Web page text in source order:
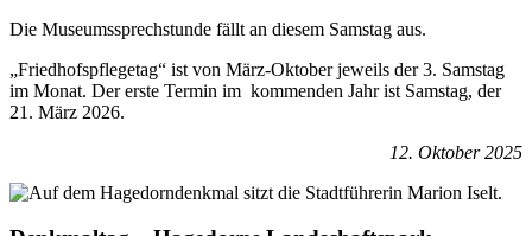
Die Museumssprechstunde fällt an diesem Samstag aus.
„Friedhofspflegetag“ ist von März-Oktober jeweils der 3. Samstag
im Monat. Der erste Termin im kommenden Jahr ist Samstag, der
21. März 2026.
12. Oktober 2025